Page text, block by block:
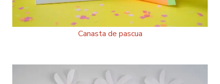
Canasta de pascua